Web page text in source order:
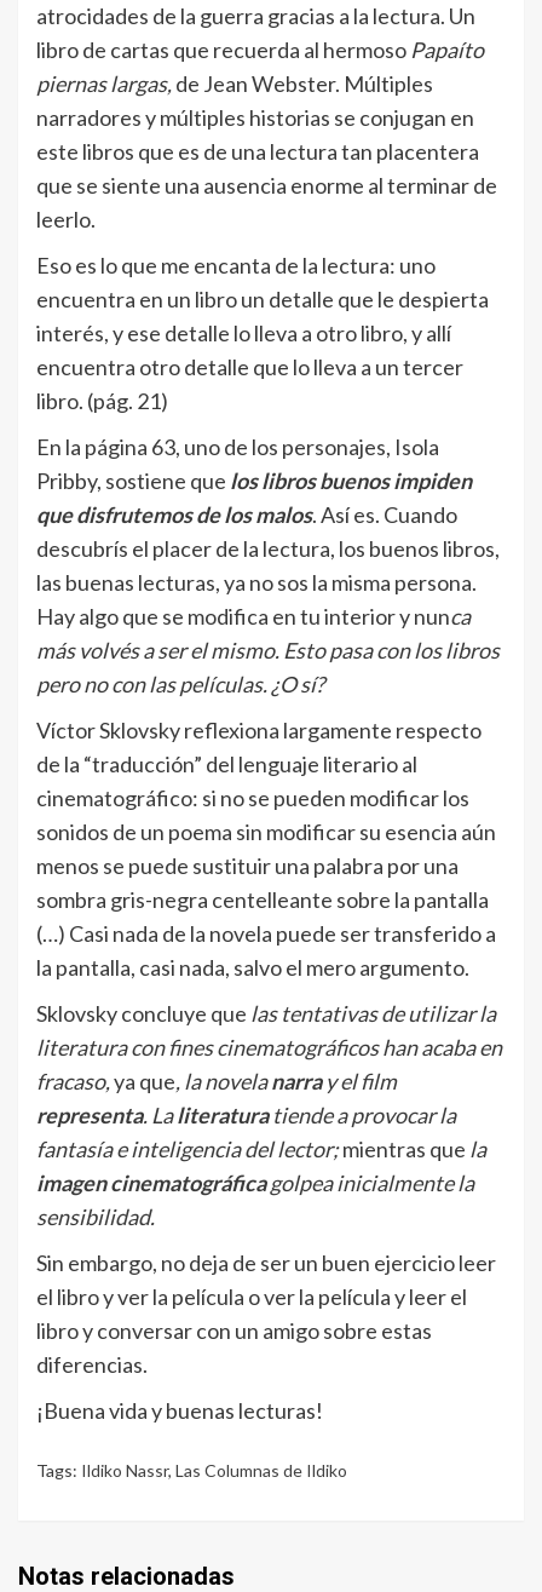
atrocidades de la guerra gracias a la lectura. Un
libro de cartas que recuerda al hermoso Papaíto
piernas largas,de Jean Webster. Múltiples
narradores y múltiples historias se conjugan en
este libros que es de una lectura tan placentera
que se siente una ausencia enorme al terminar de
leerlo.
Eso es lo que me encanta de la lectura: uno
encuentra en un libro un detalle que le despierta
interés, y ese detalle lo lleva a otro libro, y allí
encuentra otro detalle que lo lleva a un tercer
libro. (pág. 21)
En la página 63, uno de los personajes, Isola
Pribby, sostiene que los libros buenos impiden
que disfrutemos de los malos. Así es. Cuando
descubrís el placer de la lectura, los buenos libros,
las buenas lecturas, ya no sos la misma persona.
Hay algo que se modifica en tu interior y nunca
más volvés a ser el mismo. Esto pasa con los libros
pero no con las películas. ¿O sí?
Víctor Sklovsky reflexiona largamente respecto
de la “traducción” del lenguaje literario al
cinematográfico: si no se pueden modificar los
sonidos de un poema sin modificar su esencia aún
menos se puede sustituir una palabra por una
sombra gris-negra centelleante sobre la pantalla
(…) Casi nada de la novela puede ser transferido a
la pantalla, casi nada, salvo el mero argumento.
Sklovsky concluye que las tentativas de utilizar la
literatura con fines cinematográficos han acaba en
fracaso,ya que, la novelanarray el film
representa. Laliteraturatiende a provocar la
fantasía e inteligencia del lector;mientras que la
imagen cinematográficagolpea inicialmente la
sensibilidad.
Sin embargo, no deja de ser un buen ejercicio leer
el libro y ver la película o ver la película y leer el
libro y conversar con un amigo sobre estas
diferencias.
¡Buena vida y buenas lecturas!
Tags: Ildiko Nassr, Las Columnas de Ildiko
Notas relacionadas